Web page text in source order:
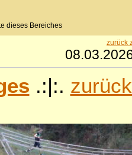
dieses Bereiches
zurück
.:|:.